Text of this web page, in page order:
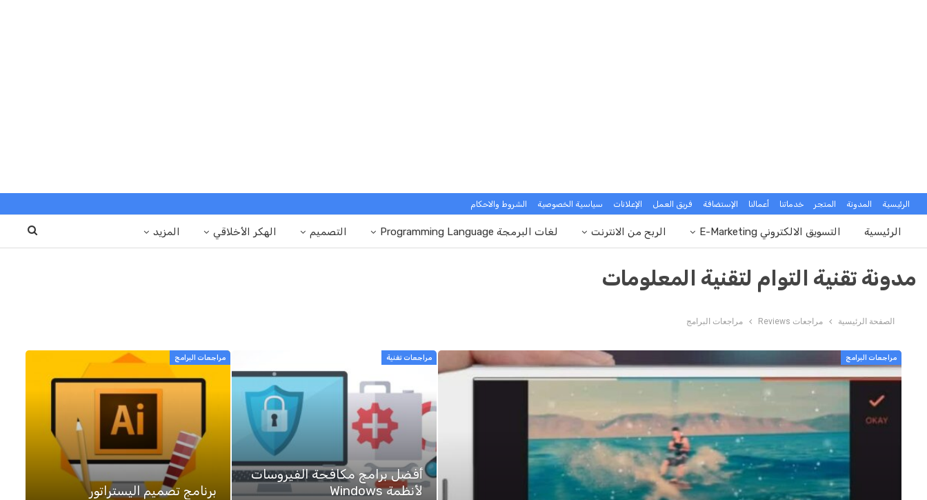
الرئيسية المدونة المتجر خدماتنا أعمالنا الإستضافة فريق العمل الإعلانات سياسية الخصوصية الشروط والاحكام
الرئيسية التسويق الالكتروني E-Marketing الربح من الانترنت لغات البرمجة Programming Language التصميم الهكر الأخلاقي المزيد
مدونة تقنية التوام لتقنية المعلومات
الصفحة الرئيسية مراجعات Reviews مراجعات البرامج
مراجعات البرامج مراجعات تفنية
أفضل برامج مكافحة الفيروسات
لأنظمة Windows
مراجعات البرامج
برنامج تصميم اليستراتور